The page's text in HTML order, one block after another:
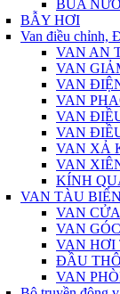
BÚA
BẪY HƠI
Van điều chỉnh,
VAN AN
VAN
VAN
VAN
VAN
VAN
VAN XẢ
VAN
KÍNH
VAN TÀU BIỂN
VAN
VAN
VAN HƠI
ĐẦU
VAN